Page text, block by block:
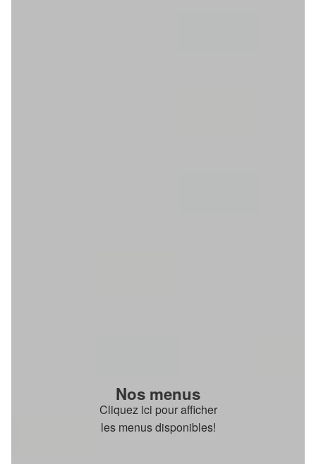
Nos menus
Cliquez ici pour afficher
les menus disponibles!